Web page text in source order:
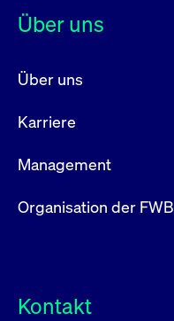
Über uns
Über uns
Karriere
Management
Organisation der FWB
Kontakt